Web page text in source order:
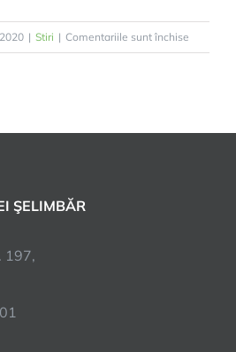
| Stiri | Comentariile sunt închise
Scenariu
ŞELIMBĂR
197,